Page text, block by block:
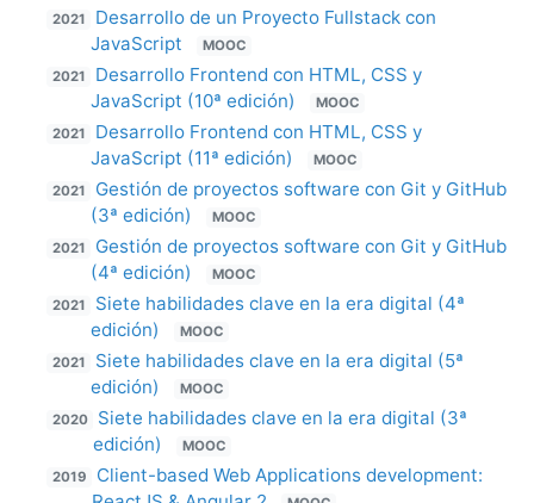
2021
Desarrollo de un Proyecto Fullstack con
JavaScript
MOOC
2021
Desarrollo Frontend con HTML, CSS y
JavaScript (10ª edición)
MOOC
2021
Desarrollo Frontend con HTML, CSS y
JavaScript (11ª edición)
MOOC
2021
Gestión de proyectos software con Git y GitHub
(3ª edición)
MOOC
2021
Gestión de proyectos software con Git y GitHub
(4ª edición)
MOOC
2021
Siete habilidades clave en la era digital (4ª
edición)
MOOC
2021
Siete habilidades clave en la era digital (5ª
edición)
MOOC
2020
Siete habilidades clave en la era digital (3ª
edición)
MOOC
2019
Client-based Web Applications development: